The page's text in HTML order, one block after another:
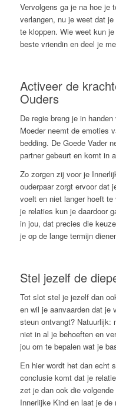
Vervolgens ga je na hoe je
verlangen, nu je weet dat
te kloppen. Wie weet kun
beste vriendin en deel je
Activeer de
Ouders
De regie breng je in
Moeder neemt de emoties
bedding. De Goede Vader
partner gebeurt en komt in
Zo zorgen zij voor je
ouderpaar zorgt ervoor dat
voelt en niet langer hoeft
je relaties kun je daardoor
in jou, dat precies die
je op de lange termijn
Stel jezelf de
Tot slot stel je jezelf dan
en wil je aanvaarden dat je
steun ontvangt? Natuurlijk:
niet in al je behoeften en
jou om te bepalen wat je
En hier wordt het dan echt
conclusie komt dat je
zet je dan ook die
Innerlijke Kind en laat je